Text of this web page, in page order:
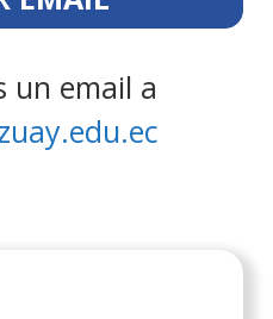
un email a